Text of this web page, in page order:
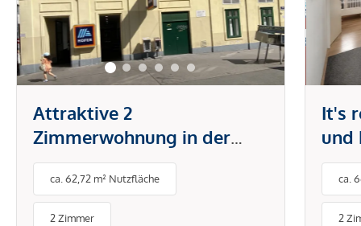
Attraktive 2
Zimmerwohnung in der
Brunnengasse
ca. 62,72 m² Nutzfläche
2 Zimmer
It's
und
&
ca.
2